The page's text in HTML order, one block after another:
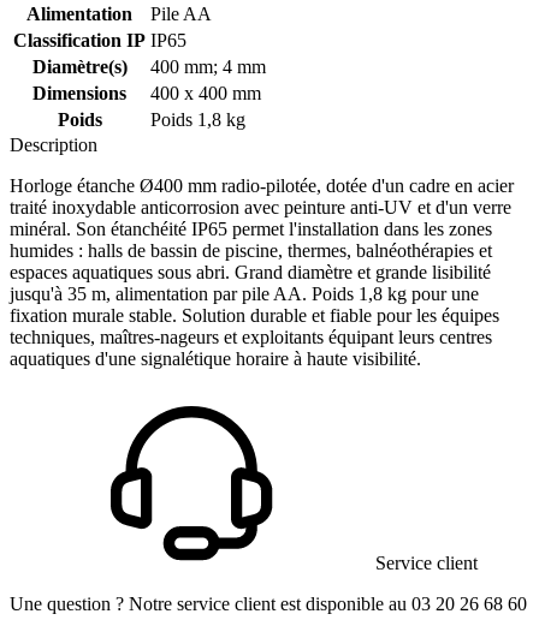
Alimentation
Pile AA
Classification IP IP65
Diamètre(s)
400 mm; 4 mm
Dimensions
400 x 400 mm
Poids
Poids 1,8 kg
Description
Horloge étanche Ø400 mm radio-pilotée, dotée d'un cadre en acier
traité inoxydable anticorrosion avec peinture anti-UV et d'un verre
minéral. Son étanchéité IP65 permet l'installation dans les zones
humides : halls de bassin de piscine, thermes, balnéothérapies et
espaces aquatiques sous abri. Grand diamètre et grande lisibilité
jusqu'à 35 m, alimentation par pile AA. Poids 1,8 kg pour une
fixation murale stable. Solution durable et fiable pour les équipes
techniques, maîtres-nageurs et exploitants équipant leurs centres
aquatiques d'une signalétique horaire à haute visibilité.
Service client
Une question ? Notre service client est disponible au 03 20 26 68 60